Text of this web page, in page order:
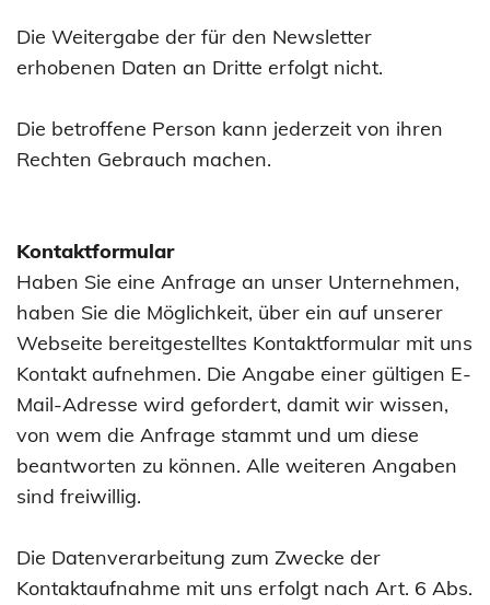
Die Weitergabe der für den Newsletter
erhobenen Daten an Dritte erfolgt nicht.
Die betroffene Person kann jederzeit von ihren
Rechten Gebrauch machen.
Kontaktformular
Haben Sie eine Anfrage an unser Unternehmen,
haben Sie die Möglichkeit, über ein auf unserer
Webseite bereitgestelltes Kontaktformular mit uns
Kontakt aufnehmen. Die Angabe einer gültigen E-
Mail-Adresse wird gefordert, damit wir wissen,
von wem die Anfrage stammt und um diese
beantworten zu können. Alle weiteren Angaben
sind freiwillig.
Die Datenverarbeitung zum Zwecke der
Kontaktaufnahme mit uns erfolgt nach Art. 6 Abs.